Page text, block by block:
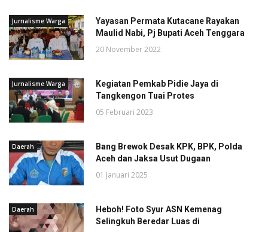
Jurnalisme Warga
Yayasan Permata Kutacane Rayakan
Maulid Nabi, Pj Bupati Aceh Tenggara
20 November 2022
Jurnalisme Warga
Kegiatan Pemkab Pidie Jaya di
Tangkengon Tuai Protes
05 Februari 2023
Daerah
Bang Brewok Desak KPK, BPK, Polda
Aceh dan Jaksa Usut Dugaan
01 Januari 2025
Daerah
Heboh! Foto Syur ASN Kemenag
Selingkuh Beredar Luas di